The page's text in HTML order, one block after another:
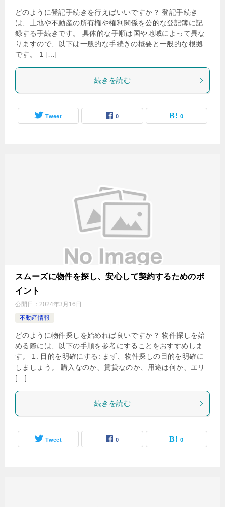
どのように登記手続きを行えばいいですか？ 登記手続き
は、土地や不動産の所有権や権利関係を公的な登記簿に記
録する手続きです。 具体的な手順は国や地域によって異な
りますので、以下は一般的な手続きの概要と一般的な根拠
です。 1 […]
続きを読む
Tweet 0 0
スムーズに物件を探し、安心して契約するためのポ
イント
公開日： 2024年3月16日
不動産情報
どのように物件探しを始めれば良いですか？ 物件探しを始
める際には、以下の手順を参考にすることをおすすめしま
す。 1. 目的を明確にする: まず、物件探しの目的を明確に
しましょう。 購入なのか、賃貸なのか、用途は何か、エリ
[…]
続きを読む
Tweet 0 0